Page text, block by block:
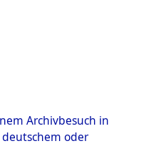
Archivbesuch in
oder